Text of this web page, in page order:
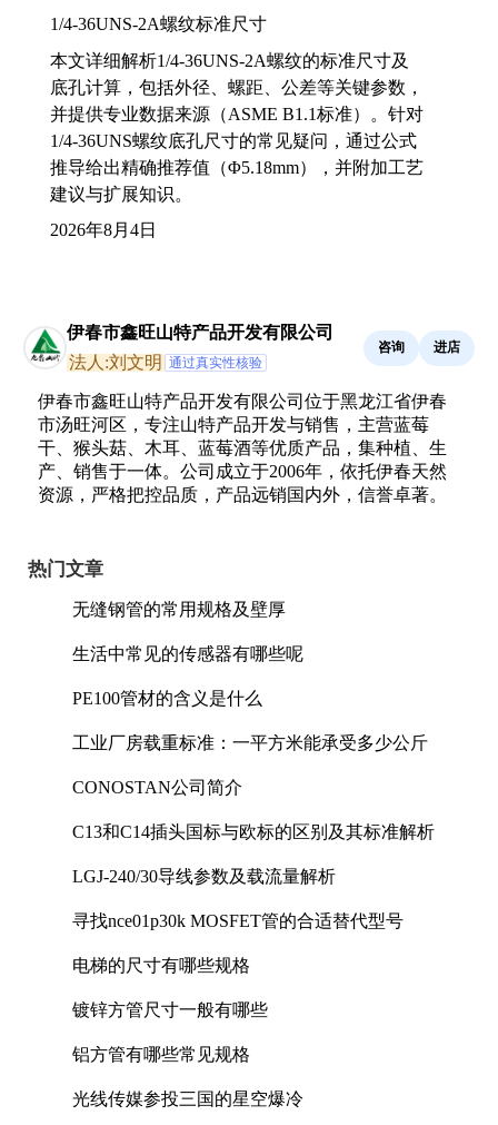
1/4-36UNS-2A螺纹标准尺寸
本文详细解析1/4-36UNS-2A螺纹的标准尺寸及
底孔计算，包括外径、螺距、公差等关键参数，
并提供专业数据来源（ASME B1.1标准）。针对
1/4-36UNS螺纹底孔尺寸的常见疑问，通过公式
推导给出精确推荐值（Φ5.18mm），并附加工艺
建议与扩展知识。
2026年8月4日
伊春市鑫旺山特产品开发有限公司
法人:刘文明 通过真实性核验
咨询 进店
伊春市鑫旺山特产品开发有限公司位于黑龙江省伊春
市汤旺河区，专注山特产品开发与销售，主营蓝莓
干、猴头菇、木耳、蓝莓酒等优质产品，集种植、生
产、销售于一体。公司成立于2006年，依托伊春天然
资源，严格把控品质，产品远销国内外，信誉卓著。
热门文章
无缝钢管的常用规格及壁厚
生活中常见的传感器有哪些呢
PE100管材的含义是什么
工业厂房载重标准：一平方米能承受多少公斤
CONOSTAN公司简介
C13和C14插头国标与欧标的区别及其标准解析
LGJ-240/30导线参数及载流量解析
寻找nce01p30k MOSFET管的合适替代型号
电梯的尺寸有哪些规格
镀锌方管尺寸一般有哪些
铝方管有哪些常见规格
光线传媒参投三国的星空爆冷